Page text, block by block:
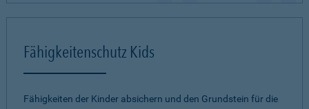
Fähigkeitenschutz Kids
Fähigkeiten der Kinder absichern und den Grundstein für die